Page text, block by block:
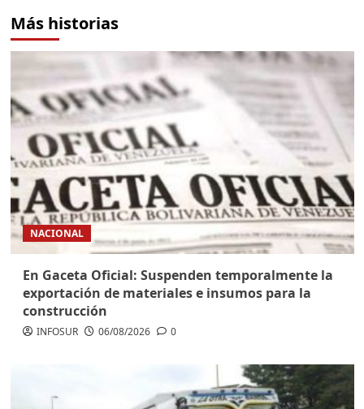
Más historias
NACIONAL
En Gaceta Oficial: Suspenden temporalmente la
exportación de materiales e insumos para la
construcción
INFOSUR 06/08/2026 0